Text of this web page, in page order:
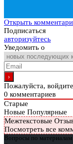
Открыть
Подписаться
авторизуйтесь
Уведомить о
Пожалуйста,
0 комментариев
Старые
Новые Популярные
Межтекстовые
Посмотреть все
Вопросы по материалам